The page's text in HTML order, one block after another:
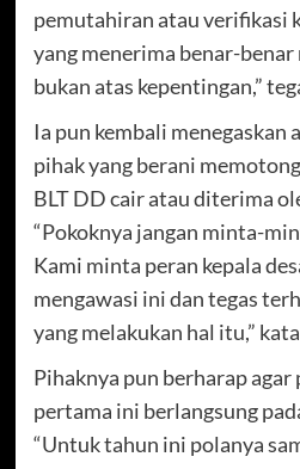
pemutahiran atau verifikasi
yang menerima benar-benar
bukan atas kepentingan,”
Ia pun kembali menegaskan
pihak yang berani
BLT DD cair atau diterima
“Pokoknya jangan minta-
Kami minta peran kepala
mengawasi ini dan tegas
yang melakukan hal itu,”
Pihaknya pun berharap
pertama ini berlangsung
“Untuk tahun ini polanya